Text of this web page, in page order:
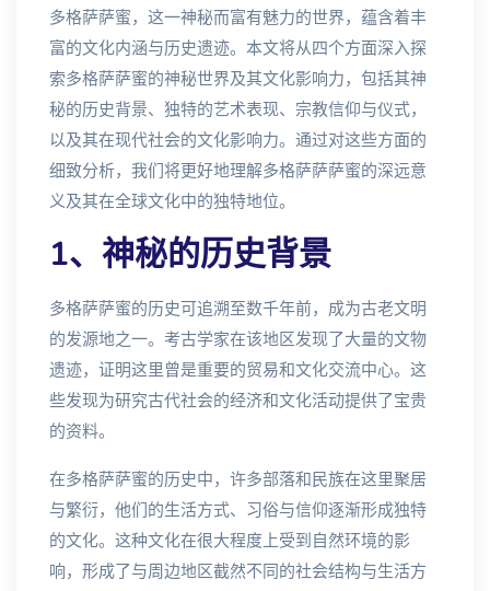
多格萨萨蜜，这一神秘而富有魅力的世界，蕴含着丰
富的文化内涵与历史遗迹。本文将从四个方面深入探
索多格萨萨蜜的神秘世界及其文化影响力，包括其神
秘的历史背景、独特的艺术表现、宗教信仰与仪式，
以及其在现代社会的文化影响力。通过对这些方面的
细致分析，我们将更好地理解多格萨萨萨蜜的深远意
义及其在全球文化中的独特地位。
1、神秘的历史背景
多格萨萨蜜的历史可追溯至数千年前，成为古老文明
的发源地之一。考古学家在该地区发现了大量的文物
遗迹，证明这里曾是重要的贸易和文化交流中心。这
些发现为研究古代社会的经济和文化活动提供了宝贵
的资料。
在多格萨萨蜜的历史中，许多部落和民族在这里聚居
与繁衍，他们的生活方式、习俗与信仰逐渐形成独特
的文化。这种文化在很大程度上受到自然环境的影
响，形成了与周边地区截然不同的社会结构与生活方